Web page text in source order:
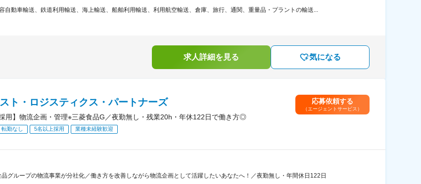
自動車輸送、鉄道利用輸送、海上輸送、船舶利用輸送、利用航空輸送、倉庫、旅行、通関、重量品・プラントの輸送...
求人詳細を見る 気になる
ト・ロジスティクス・パートナーズ
採用】物流企画・管理※三菱食品G／夜勤無し・残業20h・年休122日で働き方◎
転勤なし 5名以上採用 業種未経験歓迎
応募依頼する
（エージェントサービス）
品グループの物流事業が分社化／働き方を改善しながら物流企画として活躍したいあなたへ！／夜勤無し・年間休日122日